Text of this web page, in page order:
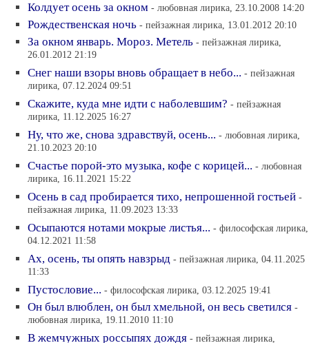
Колдует осень за окном - любовная лирика, 23.10.2008 14:20
Рождественская ночь - пейзажная лирика, 13.01.2012 20:10
За окном январь. Мороз. Метель - пейзажная лирика,
26.01.2012 21:19
Снег наши взоры вновь обращает в небо... - пейзажная
лирика, 07.12.2024 09:51
Скажите, куда мне идти с наболевшим? - пейзажная
лирика, 11.12.2025 16:27
Ну, что же, снова здравствуй, осень... - любовная лирика,
21.10.2023 20:10
Счастье порой-это музыка, кофе с корицей... - любовная
лирика, 16.11.2021 15:22
Осень в сад пробирается тихо, непрошенной гостьей -
пейзажная лирика, 11.09.2023 13:33
Осыпаются нотами мокрые листья... - философская лирика,
04.12.2021 11:58
Ах, осень, ты опять навзрыд - пейзажная лирика, 04.11.2025
11:33
Пустословие... - философская лирика, 03.12.2025 19:41
Он был влюблен, он был хмельной, он весь светился -
любовная лирика, 19.11.2010 11:10
В жемчужных россыпях дождя - пейзажная лирика,